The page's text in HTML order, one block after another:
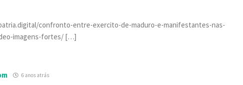
confronto-entre-exercito-de-maduro-e-manifestantes-nas-
imagens-fortes/ […]
6 anos atrás